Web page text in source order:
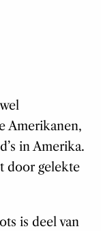
Amerikanen,
in Amerika.
door gelekte
is deel van